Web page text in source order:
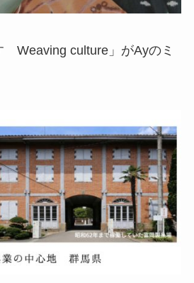
Weaving culture」がAyのミ